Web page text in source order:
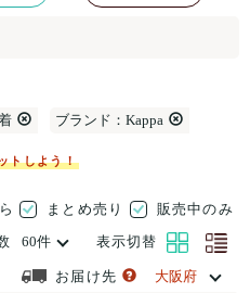
ブランド：Kappa
トしよう！
まとめ売り
販売中のみ
表示切替
お届け先